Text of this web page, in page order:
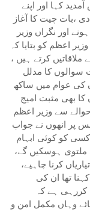
کہا اور اپنے
،بات چیت کا آغاز
اور نگراں وزیر
اعظم کو بتایا کہ
کرتے ہیں ،
کا مدلل
عوام میں ساکھ
کا بھی مثبت امیج
سے وزیر اعظم
پر انھوں نے جواب
کو کوئی ابہام
ہوسکیں گے،
کرنا چاہیے،
تھا ان کی
کررہی ہے کہ
وہاں مکمل امن و